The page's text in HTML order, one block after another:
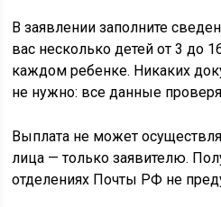
В заявлении заполните
вас несколько детей от 3 до
каждом ребенке. Никаких
не нужно: все данные
Выплата не может
лица — только заявителю.
отделениях Почты РФ не